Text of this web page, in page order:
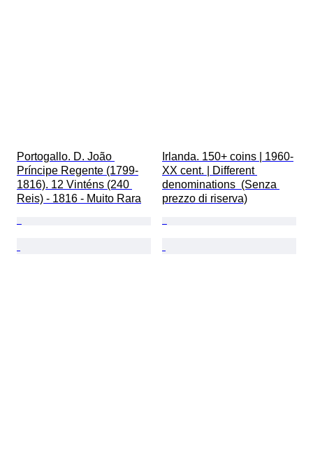
Portogallo. D. João
Príncipe Regente (1799-
1816). 12 Vinténs (240
Reis) - 1816 - Muito Rara
Irlanda. 150+ coins | 1960-
XX cent. | Different
denominations  (Senza
prezzo di riserva)